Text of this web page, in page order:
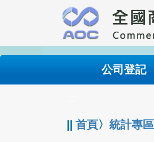
要
內
公司登記
||首頁〉統計專區